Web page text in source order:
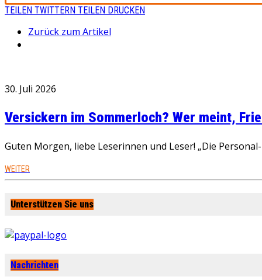
TEILEN TWITTERN TEILEN DRUCKEN
Zurück zum Artikel
30. Juli 2026
Versickern im Sommerloch? Wer meint,
Guten Morgen, liebe Leserinnen und Leser! „Die
WEITER
Unterstützen Sie uns
Nachrichten